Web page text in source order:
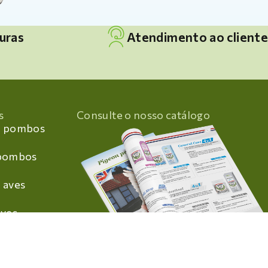
Atendimento ao cliente
pombos
Consulte o nosso catálogo